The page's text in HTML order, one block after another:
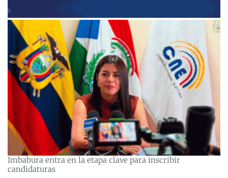
Imbabura entra en la etapa clave para inscribir
candidaturas